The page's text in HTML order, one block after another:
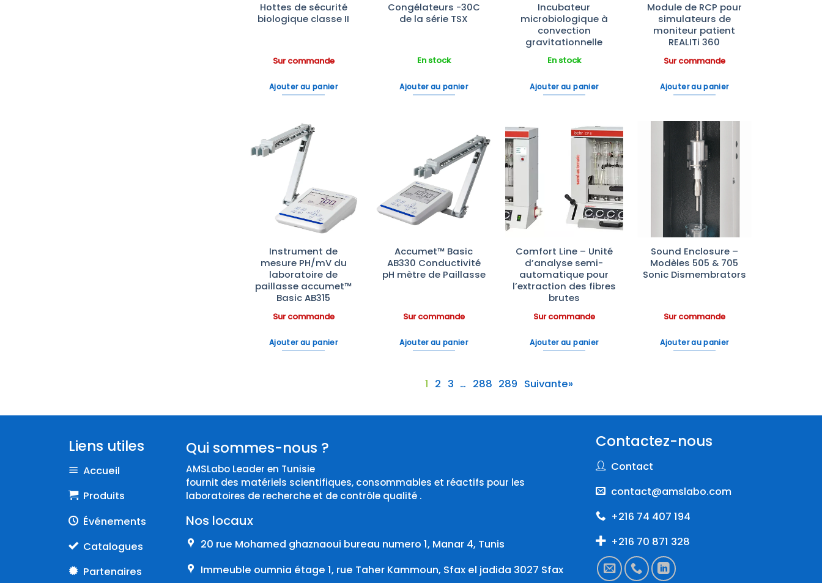
THERMO SCIENTIFIC
VELP SCIENTIFICA
Hottes de sécurité
biologique classe II
Sur commande
Ajouter au panier
Congélateurs -30C
de la série TSX
En stock
Ajouter au panier
Incubateur
microbiologique à
convection
gravitationnelle
En stock
Ajouter au panier
Module de RCP pour
simulateurs de
moniteur patient
REALITi 360
Sur commande
Ajouter au panier
d’envies
Instrument de
mesure PH/mV du
laboratoire de
paillasse accumet™
Basic AB315
Sur commande
Ajouter au panier
Ajouter
à la liste
d’envies
Accumet™ Basic
AB330 Conductivité
pH mètre de Paillasse
Sur commande
Ajouter au panier
Ajouter
à la liste
d’envies
Comfort Line – Unité
d’analyse semi-
automatique pour
l’extraction des fibres
brutes
Sur commande
Ajouter au panier
Ajouter
à la liste
d’envies
Sound Enclosure –
Modèles 505 & 705
Sonic Dismembrators
Sur commande
Ajouter au panier
1 2 3 … 288 289 Suivante»
Liens utiles
Accueil
Produits
Événements
Catalogues
Partenaires
Qui sommes-nous ?
AMSLabo Leader en Tunisie
fournit des matériels scientifiques, consommables et réactifs pour les
laboratoires de recherche et de contrôle qualité .
Nos locaux
20 rue Mohamed ghaznaoui bureau numero 1, Manar 4, Tunis
Immeuble oumnia étage 1, rue Taher Kammoun, Sfax el jadida 3027 Sfax
Contactez-nous
Contact
contact@amslabo.com
+216 74 407 194
+216 70 871 328